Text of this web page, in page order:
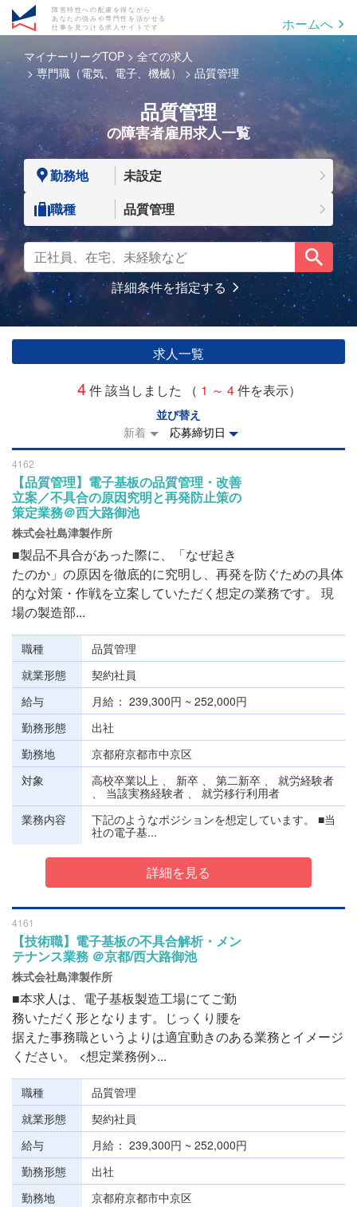
障害特性への配慮を得ながら
あなたの強みや専門性を活かせる
仕事を見つける求人サイトです
ホームへ
マイナーリーグTOP
全ての求人
専門職（電気、電子、機械）
品質管理
品質管理
の障害者雇用求人一覧
勤務地
未設定
職種
品質管理
詳細条件を指定する
求人一覧
4件 該当しました （ 1 ～ 4件を表示）
並び替え
新着
応募締切日
4162
【品質管理】電子基板の品質管理・改善
立案／不具合の原因究明と再発防止策の
策定業務＠西大路御池
株式会社島津製作所
■製品不具合があった際に、「なぜ起き
たのか」の原因を徹底的に究明し、再発を防ぐための具体
的な対策・作戦を立案していただく想定の業務です。 現
場の製造部...
職種
品質管理
就業形態
契約社員
給与
月給
239,300円 ~ 252,000円
勤務形態
出社
勤務地
京都府京都市中京区
対象
高校卒業以上 、 新卒 、 第二新卒 、 就労経験者
、 当該実務経験者 、 就労移行利用者
業務内容
下記のようなポジションを想定しています。 ■当
社の電子基...
詳細を見る
4161
【技術職】電子基板の不具合解析・メン
テナンス業務 ＠京都/西大路御池
株式会社島津製作所
■本求人は、電子基板製造工場にてご勤
務いただく形となります。じっくり腰を
据えた事務職というよりは適宜動きのある業務とイメージ
ください。 <想定業務例>...
職種
品質管理
就業形態
契約社員
給与
月給
239,300円 ~ 252,000円
勤務形態
出社
勤務地
京都府京都市中京区